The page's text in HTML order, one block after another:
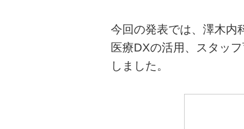
今回の発表では、澤木内
医療DXの活用、スタッ
しました。